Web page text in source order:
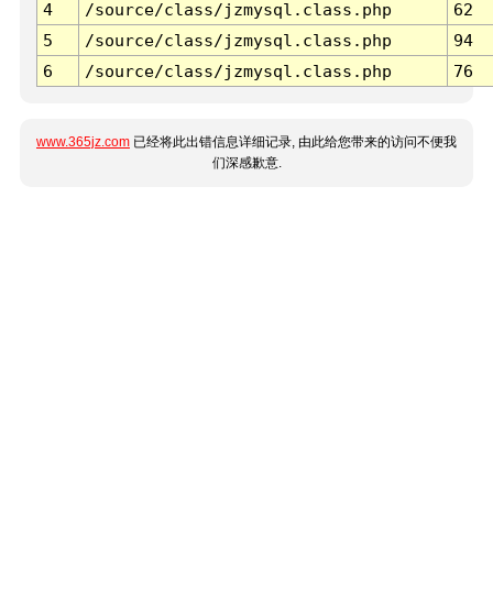
4
/source/class/jzmysql.class.php
62
5
/source/class/jzmysql.class.php
94
6
/source/class/jzmysql.class.php 76
www.365jz.com 已经将此出错信息详细记录, 由此给您带来的访问不便我
们深感歉意.